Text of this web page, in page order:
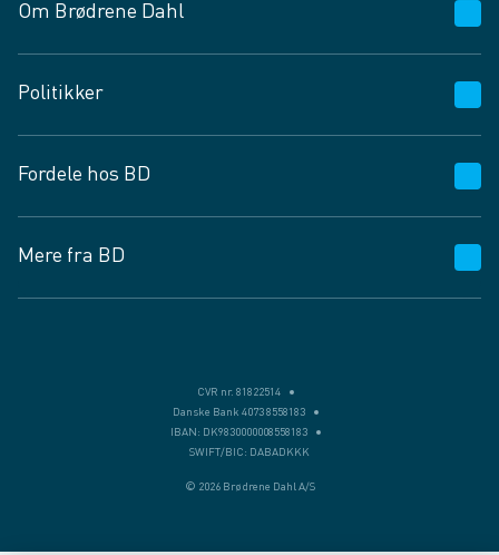
Om Brødrene Dahl
Vagttelefon 30 10 89 89
Spørgsmål og svar
Job og karriere
Fødevarekontrolrapport
Politikker
Privatlivspolitik
Cookies
Vilkår og betingelser
Fordele hos BD
BD app
BD.dk services
Mere fra BD
CVR nr. 81822514
Danske Bank 4073 8558183
IBAN: DK9830000008558183
SWIFT/BIC: DABADKKK
© 2026 Brødrene Dahl A/S